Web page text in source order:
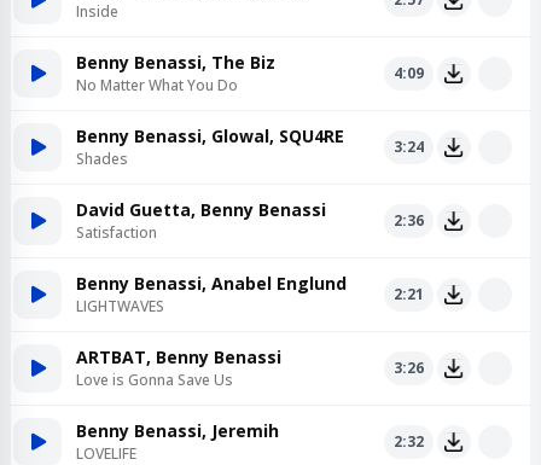
Inside
Benny Benassi, The Biz
No Matter What You Do
4:09
Benny Benassi, Glowal, SQU4RE
Shades
3:24
David Guetta, Benny Benassi
Satisfaction
2:36
Benny Benassi, Anabel Englund
LIGHTWAVES
2:21
ARTBAT, Benny Benassi
Love is Gonna Save Us
3:26
Benny Benassi, Jeremih
LOVELIFE
2:32